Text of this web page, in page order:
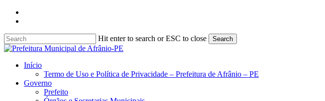
Skip
content
Hit enter to search or ESC to close Search
Close
search
Menu
Início
Termo de Uso e Política de Privacidade – Prefeitura de Afrânio – PE
Governo
Prefeito